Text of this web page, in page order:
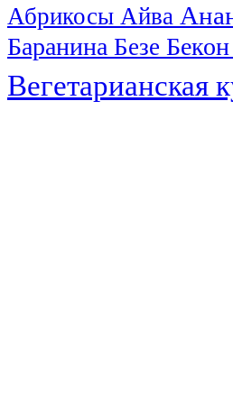
Абрикосы Айва
Баранина Безе Бекон
Вегетарианская